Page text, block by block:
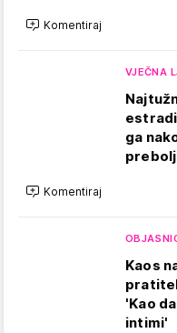
Komentiraj
VJEČNA
ga
Komentiraj
Kaos
'Kao
intimi'